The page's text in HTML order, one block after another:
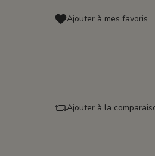
Ajouter à mes favoris
Ajouter à la